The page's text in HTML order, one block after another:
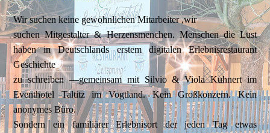
Wir suchen keine gewöhnlichen Mitarbeiter ,wir
suchen Mitgestalter & Herzensmenchen. Menschen die Lust
haben in Deutschlands erstem digitalen Erlebnisrestaurant
Geschichte
zu schreiben —gemeinsam mit Silvio & Viola Kuhnert im
Eventhotel Taltitz im Vogtland. Kein Großkonzern. Kein
anonymes Büro.
Sondern ein familiärer Erlebnisort der jeden Tag etwas